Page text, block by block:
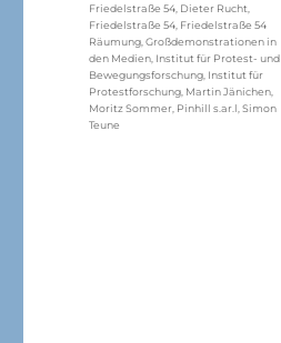
Friedelstraße 54 Dieter Rucht
Friedelstraße 54 Friedelstraße 54
Räumung ,Großdemonstrationen in
den Medien Institut für Protest- und
Bewegungsforschung Institut für
Protestforschung Martin Jänichen
Moritz Sommer Pinhill s.ar.l ,Simon
Teune